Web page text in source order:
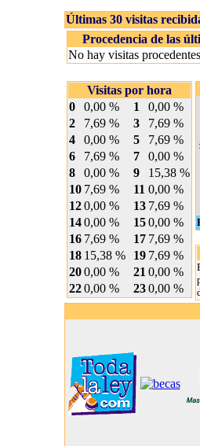
Últimas 30 visitas
Procedencia de las
No hay visitas
Visitas por hora
0
0,00 % 1
0,00 %
2
7,69 % 3
7,69 %
4
0,00 % 5
7,69 %
6
7,69 % 7
0,00 %
8
0,00 % 9
15,38 %
10 7,69 % 11 0,00 %
12 0,00 % 13 7,69 %
14 0,00 % 15 0,00 %
16 7,69 % 17 7,69 %
18 15,38 % 19 7,69 %
20 0,00 % 21 0,00 %
22 0,00 % 23 0,00 %
1